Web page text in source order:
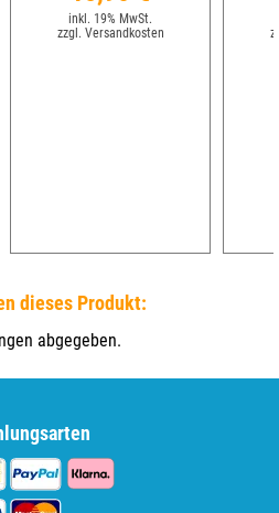
inkl. 19% MwSt.
zzgl. Versandkosten
dieses Produkt:
abgegeben.